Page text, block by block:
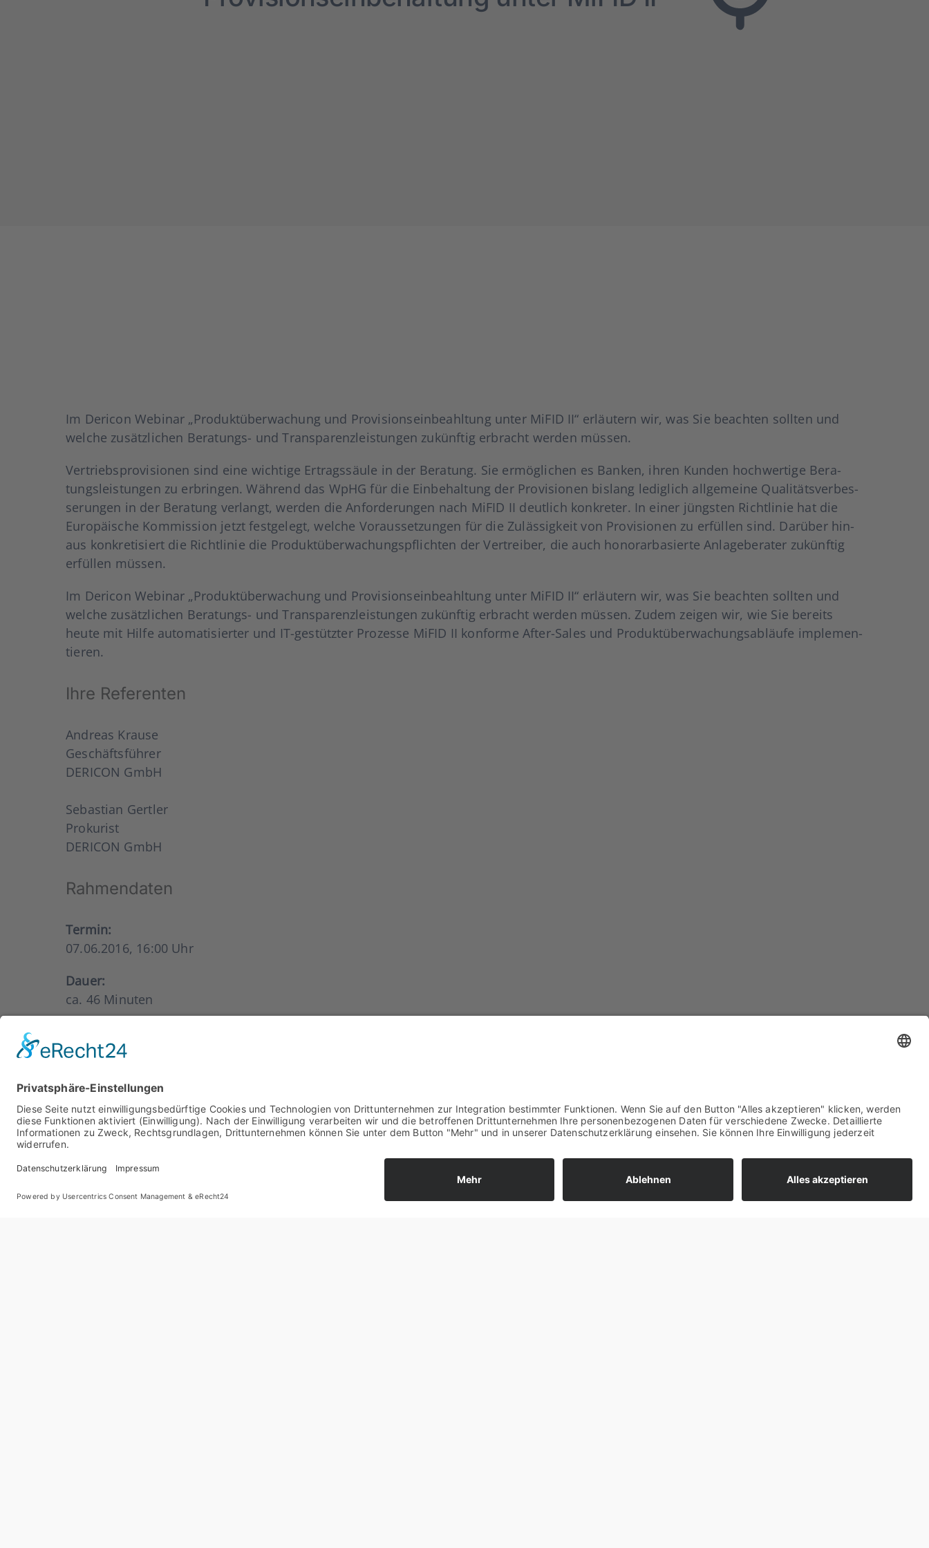
Im Der­icon Web­i­nar „Pro­dukt­über­wa­chung und Pro­vi­si­ons­ein­be­ahl­tung unter MiFID II“ erläu­tern wir, was Sie beach­ten soll­ten und
wel­che zusätz­li­chen Bera­­tungs- und Trans­pa­renz­leis­tun­gen zukünf­tig erbracht wer­den müs­sen.
Ver­triebs­pro­vi­sio­nen sind eine wich­ti­ge Ertrags­säu­le in der Bera­tung. Sie ermög­li­chen es Ban­ken, ihren Kun­den hoch­wer­ti­ge Bera­
tungs­leis­tun­gen zu erbrin­gen. Wäh­rend das WpHG für die Ein­be­hal­tung der Pro­vi­sio­nen bis­lang ledig­lich all­ge­mei­ne Qua­li­täts­ver­bes­
se­run­gen in der Bera­tung ver­langt, wer­den die Anfor­de­run­gen nach MiFID II deut­lich kon­kre­ter. In einer jüngs­ten Richt­li­nie hat die
Euro­päi­sche Kom­mis­si­on jetzt fest­ge­legt, wel­che Vor­aus­set­zun­gen für die Zuläs­sig­keit von Pro­vi­sio­nen zu erfül­len sind. Dar­über hin­
aus kon­kre­ti­siert die Richt­li­nie die Pro­dukt­über­wa­chungs­pflich­ten der Ver­trei­ber, die auch hono­rar­ba­sier­te Anla­ge­be­ra­ter zukünf­tig
erfül­len müs­sen.
Im Der­icon Web­i­nar „Pro­dukt­über­wa­chung und Pro­vi­si­ons­ein­be­ahl­tung unter MiFID II“ erläu­tern wir, was Sie beach­ten soll­ten und
wel­che zusätz­li­chen Bera­­tungs- und Trans­pa­renz­leis­tun­gen zukünf­tig erbracht wer­den müs­sen. Zudem zei­gen wir, wie Sie bereits
heu­te mit Hil­fe auto­ma­ti­sier­ter und IT-gestüt­z­­ter Pro­zes­se MiFID II kon­for­me After-Sales und Pro­dukt­über­wa­chungs­ab­läu­fe imple­men­
tie­ren.
Ihre Refe­ren­ten
Andre­as Krau­se
Geschäfts­füh­rer
DERICON GmbH
Sebas­ti­an Gert­ler
Pro­ku­rist
DERICON GmbH
Rah­men­da­ten
Ter­min:
07.06.2016, 16:00 Uhr
Dau­er:
ca. 46 Minu­ten
kos­ten­frei
The­men
Über­blick zu den neu­en pro­dukt­spe­zi­fi­schen Über­wa­chungs­pflich­ten nach MiFID II
Kon­kre­te Anfor­de­run­gen für die künf­ti­ge Zuläs­sig­keit von Pro­vi­sio­nen
Teil­nah­me­hin­weis